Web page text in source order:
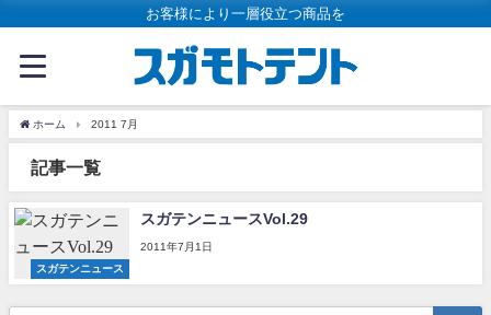
お客様により一層役立つ商品を
ホーム 2011 7月
記事一覧
スガテンニュース
スガテンニュースVol.29
2011年7月1日